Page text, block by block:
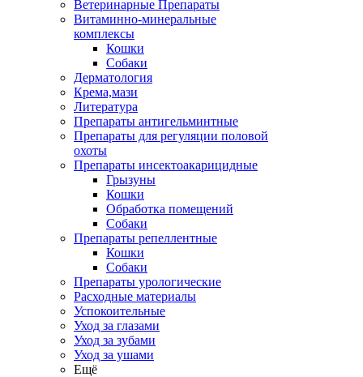
Ветеринарные Препараты
Витаминно-минеральные
комплексы
Кошки
Собаки
Дерматология
Крема,мази
Литература
Препараты антигельминтные
Препараты для регуляции половой
охоты
Препараты инсектоакарицидные
Грызуны
Кошки
Обработка помещений
Собаки
Препараты репеллентные
Кошки
Собаки
Препараты урологические
Расходные материалы
Успокоительные
Уход за глазами
Уход за зубами
Уход за ушами
Ещё